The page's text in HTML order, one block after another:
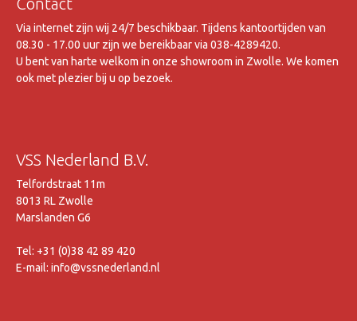
Via internet zijn wij 24/7 beschikbaar. Tijdens kantoortijden van
08.30 - 17.00 uur zijn we bereikbaar via 038-4289420.
U bent van harte welkom in onze showroom in Zwolle. We komen
ook met plezier bij u op bezoek.
VSS Nederland B.V.
Telfordstraat 11m
8013 RL Zwolle
Marslanden G6
Tel: +31 (0)38 42 89 420
E-mail: info@vssnederland.nl